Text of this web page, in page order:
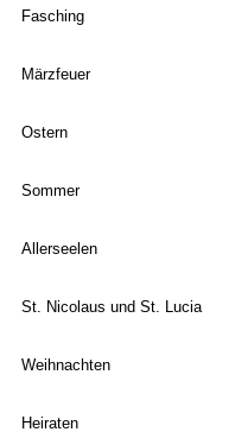
Fasching
Märzfeuer
Ostern
Sommer
Allerseelen
St. Nicolaus und St. Lucia
Weihnachten
Heiraten